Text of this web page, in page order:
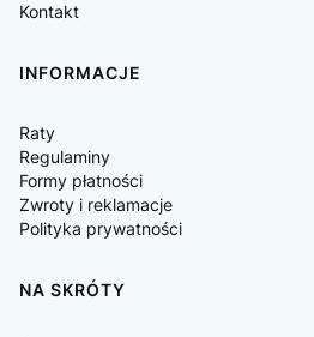
Kontakt
INFORMACJE
Raty
Regulaminy
Formy płatności
Zwroty i reklamacje
Polityka prywatności
NA SKRÓTY